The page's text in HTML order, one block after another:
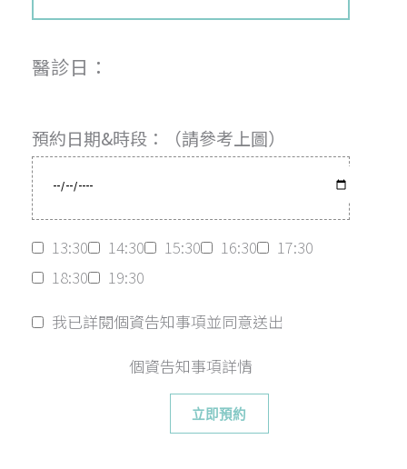
醫診日：
預約日期&時段：（請參考上圖）
13:30 14:30 15:30 16:30
17:30
18:30
19:30
我已詳閱個資告知事項並同意送出
個資告知事項詳情